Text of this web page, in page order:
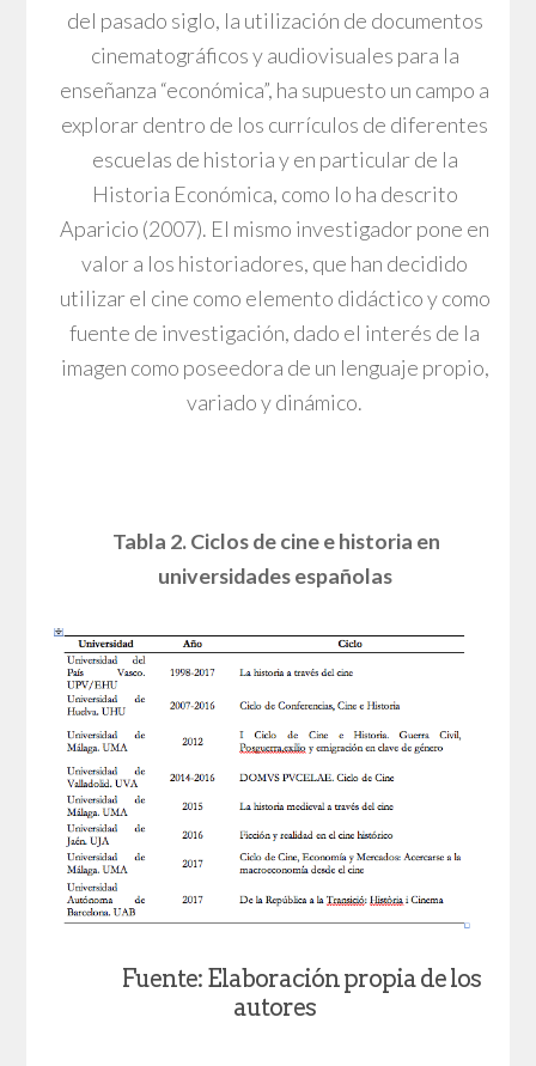
del pasado siglo, la utilización de documentos
cinematográficos y audiovisuales para la
enseñanza “económica”, ha supuesto un campo a
explorar dentro de los currículos de diferentes
escuelas de historia y en particular de la
Historia Económica, como lo ha descrito
Aparicio (2007). El mismo investigador pone en
valor a los historiadores, que han decidido
utilizar el cine como elemento didáctico y como
fuente de investigación, dado el interés de la
imagen como poseedora de un lenguaje propio,
variado y dinámico.
Tabla 2. Ciclos de cine e historia en
universidades españolas
Fuente: Elaboración propia de los
autores